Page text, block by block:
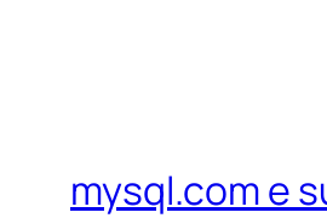
mysql.com e